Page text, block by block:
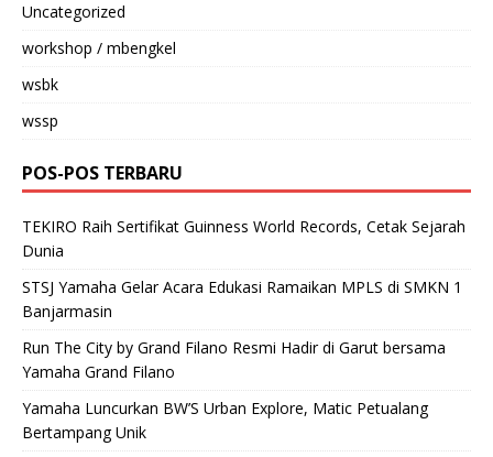
Uncategorized
workshop / mbengkel
wsbk
wssp
POS-POS TERBARU
TEKIRO Raih Sertifikat Guinness World Records, Cetak Sejarah
Dunia
STSJ Yamaha Gelar Acara Edukasi Ramaikan MPLS di SMKN 1
Banjarmasin
Run The City by Grand Filano Resmi Hadir di Garut bersama
Yamaha Grand Filano
Yamaha Luncurkan BW’S Urban Explore, Matic Petualang
Bertampang Unik